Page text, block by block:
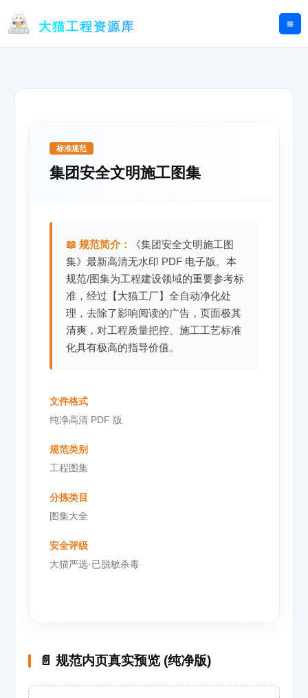
大猫工程资源库
标准规范
集团安全文明施工图集
📖 规范简介：
《集团安全文明施工图
集》最新高清无水印 PDF 电子版。本
规范/图集为工程建设领域的重要参考标
准，经过【大猫工厂】全自动净化处
理，去除了影响阅读的广告，页面极其
清爽，对工程质量把控、施工工艺标准
化具有极高的指导价值。
文件格式
纯净高清 PDF 版
规范类别
工程图集
分拣类目
图集大全
安全评级
大猫严选·已脱敏杀毒
📄 规范内页真实预览 (纯净版)